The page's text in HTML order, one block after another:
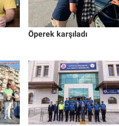
Öperek karşıladı